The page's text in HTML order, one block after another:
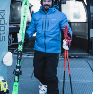
Foy Tarentaise
Fähigkeiten
in Sainte Foy mit
Fähigkei
read